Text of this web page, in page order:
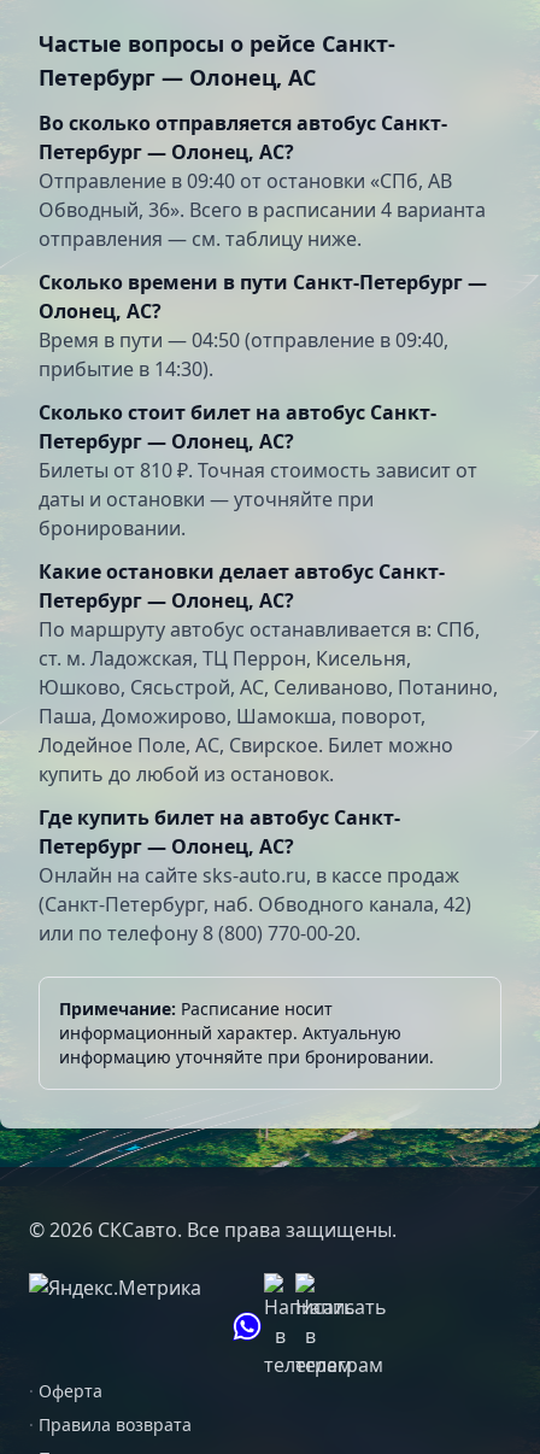
Частые вопросы о рейсе Санкт-
Петербург — Олонец, АС
Во сколько отправляется автобус Санкт-
Петербург — Олонец, АС?
Отправление в 09:40 от остановки «СПб, АВ
Обводный, 36». Всего в расписании 4 варианта
отправления — см. таблицу ниже.
Сколько времени в пути Санкт-Петербург —
Олонец, АС?
Время в пути — 04:50 (отправление в 09:40,
прибытие в 14:30).
Сколько стоит билет на автобус Санкт-
Петербург — Олонец, АС?
Билеты от 810 ₽. Точная стоимость зависит от
даты и остановки — уточняйте при
бронировании.
Какие остановки делает автобус Санкт-
Петербург — Олонец, АС?
По маршруту автобус останавливается в: СПб,
ст. м. Ладожская, ТЦ Перрон, Кисельня,
Юшково, Сясьстрой, АС, Селиваново, Потанино,
Паша, Доможирово, Шамокша, поворот,
Лодейное Поле, АС, Свирское. Билет можно
купить до любой из остановок.
Где купить билет на автобус Санкт-
Петербург — Олонец, АС?
Онлайн на сайте sks-auto.ru, в кассе продаж
(Санкт-Петербург, наб. Обводного канала, 42)
или по телефону 8 (800) 770-00-20.
Примечание: Расписание носит
информационный характер. Актуальную
информацию уточняйте при бронировании.
© 2026 СКСавто. Все права защищены.
· Оферта
· Правила возврата